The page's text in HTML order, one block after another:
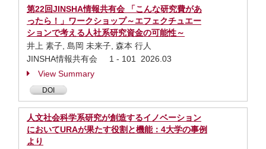
第22回JINSHA情報共有会 「こんな研究費があ
ったら！」ワークショップ～エフェクチュエー
ションで考える人社系研究資金の可能性～
井上 素子, 島岡 未来子, 森本 行人
JINSHA情報共有会 1 - 101 2026.03
View Summary
DOI
人文社会科学系研究が創造するイノベーション
においてURAが果たす役割と機能：4大学の事例
より